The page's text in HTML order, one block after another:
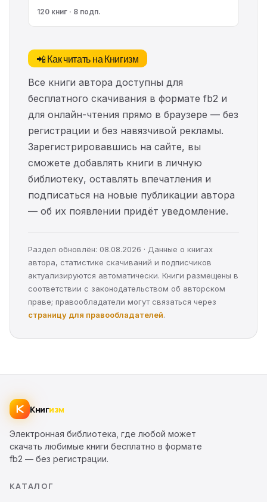
120 книг · 8 подп.
📲 Как читать на Книгизм
Все книги автора доступны для
бесплатного скачивания в формате fb2 и
для онлайн-чтения прямо в браузере — без
регистрации и без навязчивой рекламы.
Зарегистрировавшись на сайте, вы
сможете добавлять книги в личную
библиотеку, оставлять впечатления и
подписаться на новые публикации автора
— об их появлении придёт уведомление.
Раздел обновлён: 08.08.2026 · Данные о книгах
автора, статистике скачиваний и подписчиков
актуализируются автоматически. Книги размещены в
соответствии с законодательством об авторском
праве; правообладатели могут связаться через
страницу для правообладателей.
Книгизм
Электронная библиотека, где любой может
скачать любимые книги бесплатно в формате
fb2 — без регистрации.
КАТАЛОГ